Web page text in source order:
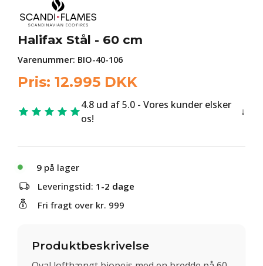
Halifax Stål - 60 cm
Varenummer: BIO-40-106
Pris: 12.995 DKK
4.8 ud af 5.0 - Vores kunder elsker
os!
9 på lager
Leveringstid: 1-2 dage
Fri fragt over kr. 999
Produktbeskrivelse